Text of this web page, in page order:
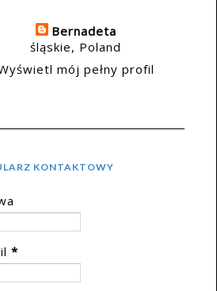
Bernadeta
śląskie, Poland
mój pełny profil
KONTAKTOWY
*